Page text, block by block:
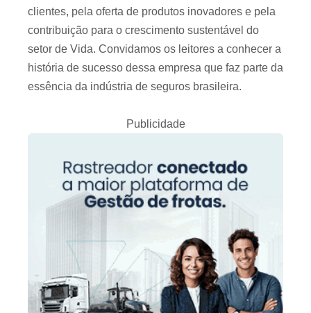
clientes, pela oferta de produtos inovadores e pela
contribuição para o crescimento sustentável do
setor de Vida. Convidamos os leitores a conhecer a
história de sucesso dessa empresa que faz parte da
essência da indústria de seguros brasileira.
Publicidade